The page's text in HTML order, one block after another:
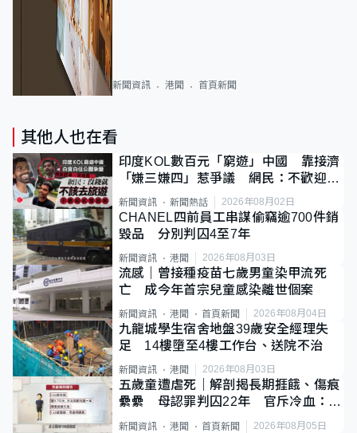
新聞資訊 港聞 首頁新聞
其他人也在看
印度KOL數百元「窮遊」中國 靠接濟
「嫌三嫌四」惹爭議 網民：不歡迎劣
質旅客
新聞資訊 新聞熱話 2026年08月02日
CHANEL四前員工串謀偷竊逾700件銷
毀品 分別判囚4至7年
新聞資訊 港聞 2026年08月03日
流感｜曾接種疫苗七歲男童染甲流死
亡 成今年首宗兒童感染離世個案
新聞資訊 港聞 首頁新聞 2026年08月04日
九龍城學生宿舍地盤39歲安全經理失
足 14樓墮至4樓工作台、送院不治
新聞資訊 港聞 2026年08月03日
五歲童遭虐死｜解剖揭長期捱餓、傷痕
纍纍 母認罪判囚22年 官斥冷血：同
類案最惡劣
新聞資訊 港聞 首頁新聞 2026年08月05日